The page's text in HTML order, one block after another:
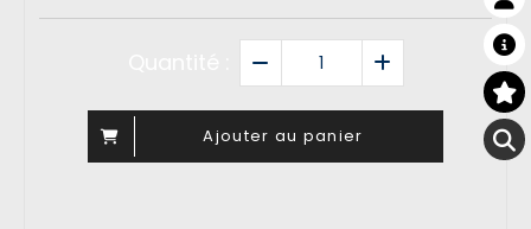
Ajouter au panier